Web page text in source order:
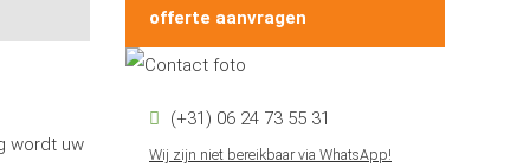
wordt uw
offerte aanvragen
(+31) 06 24 73 55 31
Wij zijn niet bereikbaar via WhatsApp!